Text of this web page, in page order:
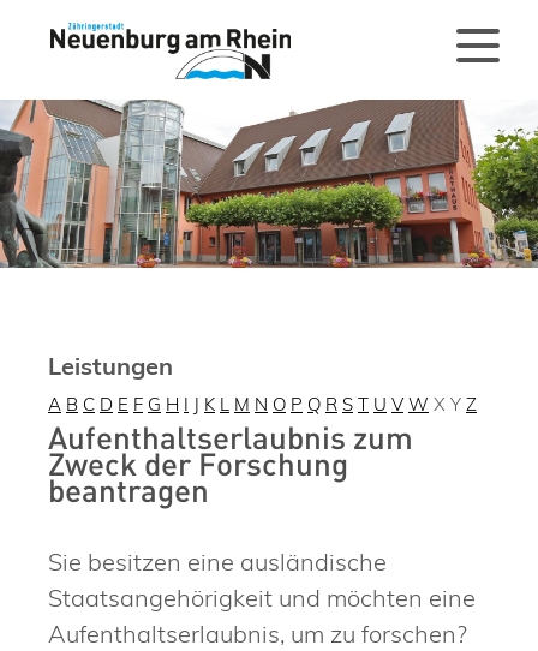
Leistungen
A B C D E F G H I J K L M N O P Q R S T U V W X Y Z
Aufenthaltserlaubnis zum
Zweck der Forschung
beantragen
Sie besitzen eine ausländische
Staatsangehörigkeit und möchten eine
Aufenthaltserlaubnis, um zu forschen?